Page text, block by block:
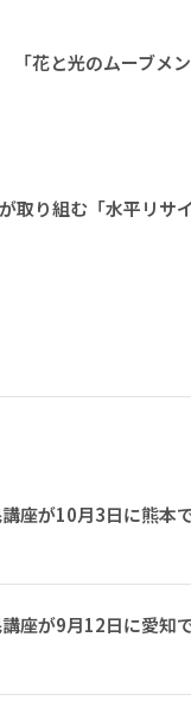
花と光のムーブメ
り組む「水平リサイ
座が10月3日に熊本
座が9月12日に愛知